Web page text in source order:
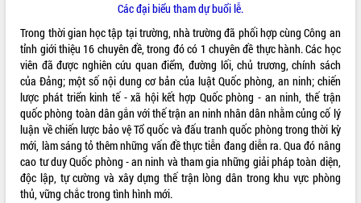
Các đại biểu tham dự buổi lễ.
Trong thời gian học tập tại trường, nhà trường đã phối hợp cùng Công an
tỉnh giới thiệu 16 chuyên đề, trong đó có 1 chuyên đề thực hành. Các học
viên đã được nghiên cứu quan điểm, đường lối, chủ trương, chính sách
của Đảng; một số nội dung cơ bản của luật Quốc phòng, an ninh; chiến
lược phát triển kinh tế - xã hội kết hợp Quốc phòng - an ninh, thế trận
quốc phòng toàn dân gắn với thế trận an ninh nhân dân nhằm củng cố lý
luận về chiến lược bảo vệ Tổ quốc và đấu tranh quốc phòng trong thời kỳ
mới, làm sáng tỏ thêm những vấn đề thực tiễn đang diễn ra. Qua đó nâng
cao tư duy Quốc phòng - an ninh và tham gia những giải pháp toàn diện,
độc lập, tự cường và xây dựng thế trận lòng dân trong khu vực phòng
thủ, vững chắc trong tình hình mới.